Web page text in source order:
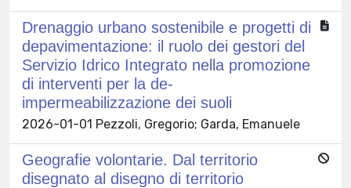
Drenaggio urbano sostenibile e progetti di
depavimentazione: il ruolo dei gestori del
Servizio Idrico Integrato nella promozione
di interventi per la de-
impermeabilizzazione dei suoli
2026-01-01 Pezzoli, Gregorio; Garda, Emanuele
Geografie volontarie. Dal territorio
disegnato al disegno di territorio